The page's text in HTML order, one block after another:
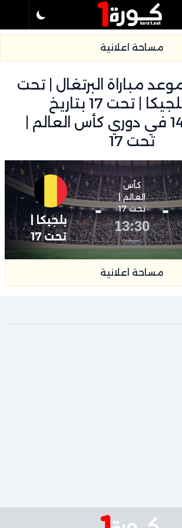
مساحة اعلانية
مباراة البرتغال | تحت
17 و بلجيكا | تحت 17 بتاريخ
14/11/2025 في دوري كأس العالم |
تحت 17
-
كأس
العالم |
تحت 17
13:30
-
بلجيكا |
تحت 17
مساحة اعلانية